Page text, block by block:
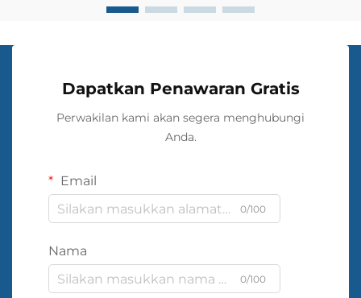
Dapatkan Penawaran Gratis
Perwakilan kami akan segera menghubungi
Anda.
Email
0/100
Nama
0/100